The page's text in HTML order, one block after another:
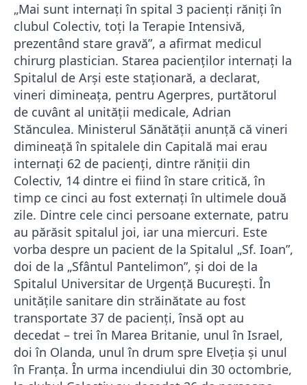
„Mai sunt internați în spital 3 pacienți răniți în
clubul Colectiv, toți la Terapie Intensivă,
prezentând stare gravă”, a afirmat medicul
chirurg plastician. Starea pacienților internați la
Spitalul de Arși este staționară, a declarat,
vineri dimineața, pentru Agerpres, purtătorul
de cuvânt al unității medicale, Adrian
Stănculea. Ministerul Sănătăţii anunţă că vineri
dimineaţă în spitalele din Capitală mai erau
internaţi 62 de pacienţi, dintre răniţii din
Colectiv, 14 dintre ei fiind în stare critică, în
timp ce cinci au fost externaţi în ultimele două
zile. Dintre cele cinci persoane externate, patru
au părăsit spitalul joi, iar una miercuri. Este
vorba despre un pacient de la Spitalul „Sf. Ioan”,
doi de la „Sfântul Pantelimon”, şi doi de la
Spitalul Universitar de Urgenţă Bucureşti. În
unităţile sanitare din străinătate au fost
transportate 37 de pacienţi, însă opt au
decedat – trei în Marea Britanie, unul în Israel,
doi în Olanda, unul în drum spre Elveţia şi unul
în Franţa. În urma incendiului din 30 octombrie,